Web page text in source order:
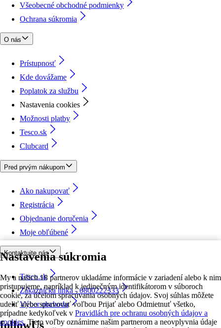
Nastavenia súkromia
My a našich 18 partnerov ukladáme informácie v zariadení alebo k nim
pristupujeme, napríklad k jedinečným identifikátorom v súboroch
cookie, za účelom spracúvania osobných údajov. Svoj súhlas môžete
udeliť alebo spravovať voľbou Prijať alebo Odmietnuť všetko,
prípadne kedykoľvek v Pravidlách pre ochranu osobných údajov a
cookies. Tieto voľby oznámime našim partnerom a neovplyvnia údaje
Všeobecné obchodné podmienky
Ochrana súkromia
O nás
Prístupnosť
Kde dovážame
Poplatok za službu
Nastavenia cookies
Možnosti platby
Tesco.sk
Clubcard
Pred prvým nákupom
Ako nakupovať
Registrácia
Objednanie doručenia
Moje obľúbené
Kontaktujte nás
Tesco.sk
Zákaznícka linka - 0800222333
Výber obchodu
followUs